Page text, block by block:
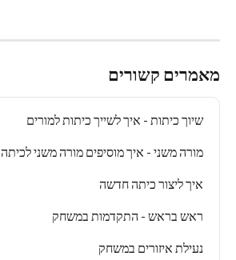
מאמרים קשורים
שיוך כיתות - איך לשייך כיתות למורים
מורה משני - איך מוסיפים מורה משני לכיתה
איך ליצור כיתה חדשה
ראש בראש - התקדמות במשחק
נעילת איזורים במשחק